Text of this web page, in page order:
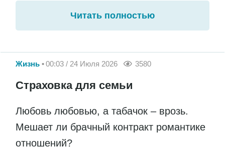
Читать полностью
Жизнь 00:03 / 24 Июля 2026 3580
Страховка для семьи
Любовь любовью, а табачок – врозь.
Мешает ли брачный контракт романтике
отношений?